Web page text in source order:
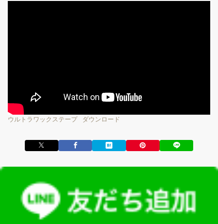
ウルトラワックステープ ダウンロード